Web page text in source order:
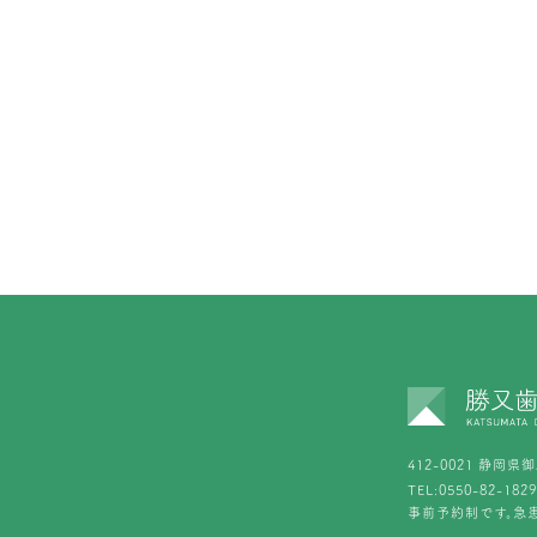
412-0021 静岡県
TEL:0550-82-1829
事前予約制です。急